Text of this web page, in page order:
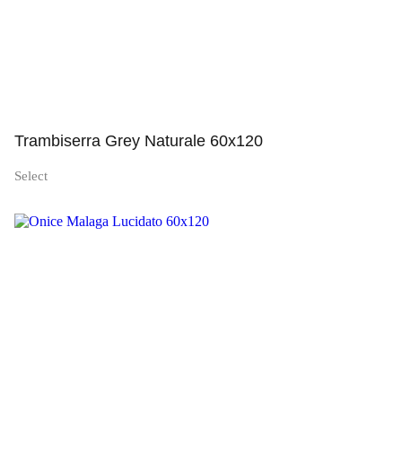
Trambiserra Grey Naturale 60x120
Select